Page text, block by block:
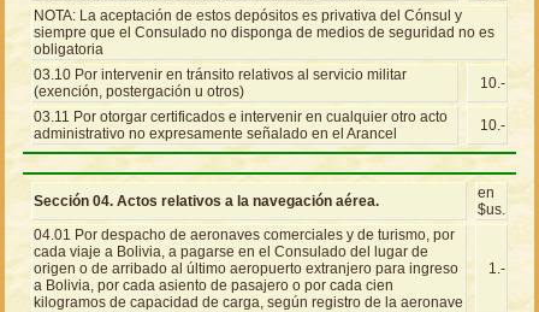
NOTA: La aceptación de estos depósitos es privativa del Cónsul y
siempre que el Consulado no disponga de medios de seguridad no es
obligatoria
03.10 Por intervenir en tránsito relativos al servicio militar
(exención, postergación u otros)
10.-
03.11 Por otorgar certificados e intervenir en cualquier otro acto
administrativo no expresamente señalado en el Arancel
10.-
Sección 04. Actos relativos a la navegación aérea.
en
$us.
04.01 Por despacho de aeronaves comerciales y de turismo, por
cada viaje a Bolivia, a pagarse en el Consulado del lugar de
origen o de arribado al último aeropuerto extranjero para ingreso
a Bolivia, por cada asiento de pasajero o por cada cien
kilogramos de capacidad de carga, según registro de la aeronave
1.-